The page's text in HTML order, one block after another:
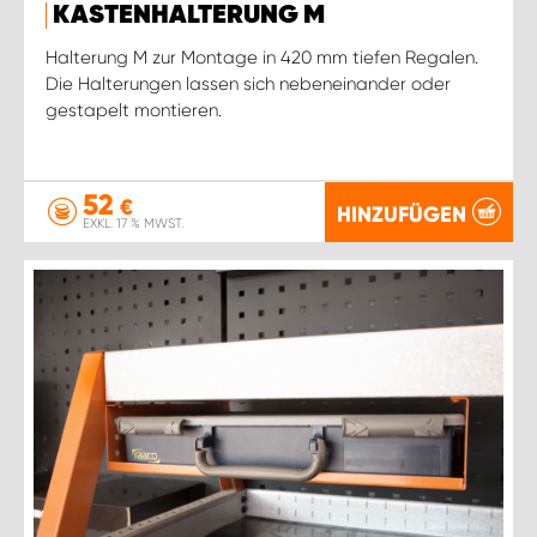
KASTENHALTERUNG M
Halterung M zur Montage in 420 mm tiefen Regalen.
Die Halterungen lassen sich nebeneinander oder
gestapelt montieren.
52 €
EXKL. 17 % MWST. HINZUFÜGEN